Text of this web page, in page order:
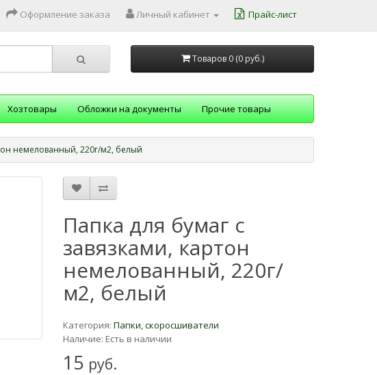
Оформление заказа Личный кабинет Прайс-лист
Товаров 0 (0 руб.)
Хозтовары Обложки на документы Прочие товары
немелованный, 220г/м2, белый
Папка для бумаг с
завязками, картон
немелованный, 220г/
м2, белый
Категория:Папки, скоросшиватели
Наличие: Есть в наличии
15 руб.